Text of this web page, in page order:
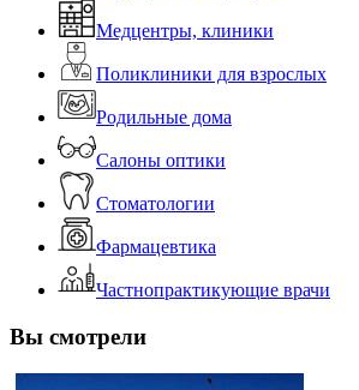
Медцентры, клиники
Поликлиники для взрослых
Родильные дома
Салоны оптики
Стоматологии
Фармацевтика
Частнопрактикующие врачи
Вы смотрели